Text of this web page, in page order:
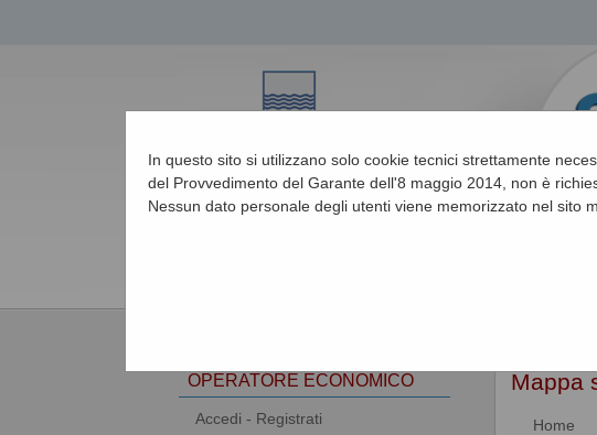
In questo sito si utilizzano solo cookie tecnici strettamente
del Provvedimento del Garante dell'8 maggio 2014, non è
Nessun dato personale degli utenti viene memorizzato nel sito
Mappa
Home
OPERATORE ECONOMICO
Accedi - Registrati